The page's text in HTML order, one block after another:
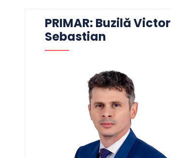
PRIMAR: Buzilă Victor
Sebastian